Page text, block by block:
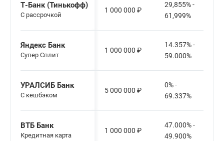
Т-Банк (Тинькофф)
С рассрочкой
1 000 000 ₽
29,855% -
61,999%
Яндекс Банк
Cупер Сплит
1 000 000 ₽
14.357% -
59.000%
УРАЛСИБ Банк
С кешбэком
5 000 000 ₽
0% -
69.337%
ВТБ Банк
Кредитная карта
1 000 000 ₽
47.000% -
49.900%